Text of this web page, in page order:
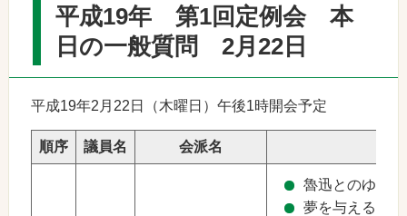
平成19年 第1回定例会 本
日の一般質問 2月22日
平成19年2月22日（木曜日）午後1時開会予定
順序 議員名 会派名
魯迅とのゆか
夢を与える仙